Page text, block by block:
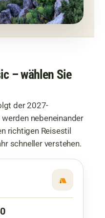
– wählen Sie
der 2027-
nebeneinander
richtigen Reisestil
schneller verstehen.